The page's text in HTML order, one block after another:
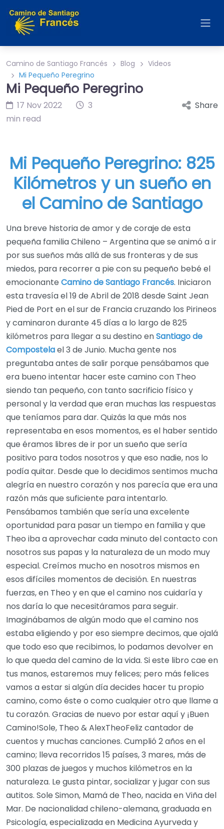
Camino de Santiago Francés Blog
Videos
Mi Pequeño Peregrino
Mi Pequeño Peregrino
17 Nov 2022
3
min read
Share
Mi Pequeño Peregrino: 825
Kilómetros y un sueño en
el Camino de Santiago
Una breve historia de amor y de coraje de esta
pequeña familia Chileno – Argentina que se animó a ir
por sus sueños más allá de sus fronteras y de sus
miedos, para recorrer a pie con su pequeño bebé el
emocionante Camino de Santiago Francés. Iniciaron
esta travesía el 19 de Abril de 2018 desde Saint Jean
Pied de Port en el sur de Francia cruzando los Pirineos
y caminaron durante 45 días a lo largo de 825
kilómetros para llegar a su destino enSantiago de
Compostelael 3 de Junio. Mucha gente nos
preguntaba antes de salir porque pensábamos que
era bueno intentar hacer este camino con Theo
siendo tan pequeño, con tanto sacrificio físico y
personal y la verdad que eran muchas las respuestas
que teníamos para dar. Quizás la que más nos
representaba en esos momentos, es el haber sentido
que éramos libres de ir por un sueño que sería
positivo para todos nosotros y que eso nadie, nos lo
podía quitar. Desde que lo decidimos sentimos mucha
alegría en nuestro corazón y nos parecía que era una
razón más que suficiente para intentarlo.
Pensábamos también que sería una excelente
oportunidad para pasar un tiempo en familia y que
Theo iba a aprovechar cada minuto del contacto con
nosotros sus papas y la naturaleza de un modo muy
especial. Creímos mucho en nosotros mismos en
esos difíciles momentos de decisión. En nuestras
fuerzas, en Theo y en que el camino nos cuidaría y
nos daría lo que necesitáramos para seguir.
Imaginábamos de algún modo que el camino nos
estaba eligiendo y por eso siempre decimos, que ojalá
que todo eso que recibimos, lo podamos devolver en
lo que queda del camino de la vida. Si este libro cae en
tus manos, estaremos muy felices; pero más felices
vamos a estar si algún día decides hacer tu propio
camino, como éste o como cualquier otro que llame a
tu corazón. Gracias de nuevo por estar aquí y ¡Buen
Camino!Sole, Theo & AlexTheoFeliz cantador de
cuentos y muchas canciones. Cumplió 2 años en el
camino; lleva recorridos 15 países, 3 mares, más de
300 plazas de juegos y muchos kilómetros en la
naturaleza. Le gusta pintar, socializar y jugar con sus
autitos. Sole Simon, Mamá de Theo, nacida en Viña del
Mar. De nacionalidad chileno-alemana, graduada en
Psicología, especializada en Medicina Ayurveda y